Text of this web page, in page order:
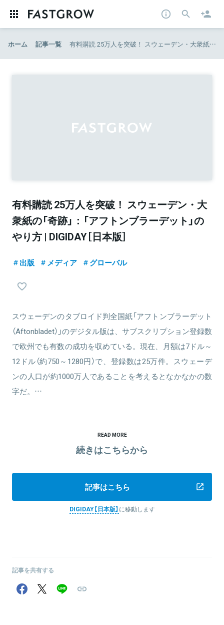
ホーム 記事一覧 有料購読 25万人を突破！ スウェーデン・大衆紙の「奇跡」：「アフトンブラーデット」のやり方 | DIGIDAY［日本版］
有料購読 25万人を突破！ スウェーデン・大
衆紙の「奇跡」：「アフトンブラーデット」の
やり方 | DIGIDAY［日本版］
出版 メディア グローバル
スウェーデンのタブロイド判全国紙「アフトンブラーデット
（Aftonbladet）」のデジタル版は、サブスクリプション登録数
で欧州でも有数の成功を収めている。現在、月額は7ドル～
12ドル（約750～1280円）で、登録数は25万件。スウェーデ
ンの人口が約1000万人であることを考えるとなかなかの数
字だ。…
READ MORE
続きはこちらから
記事はこちら
DIGIDAY【日本版】 に移動します
記事を共有する